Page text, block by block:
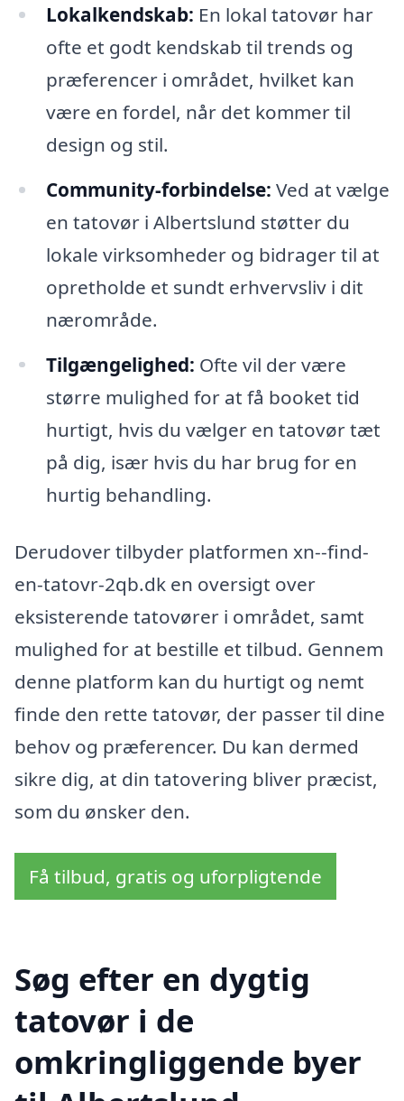
Lokalkendskab: En lokal tatovør har
ofte et godt kendskab til trends og
præferencer i området, hvilket kan
være en fordel, når det kommer til
design og stil.
Community-forbindelse: Ved at vælge
en tatovør i Albertslund støtter du
lokale virksomheder og bidrager til at
opretholde et sundt erhvervsliv i dit
nærområde.
Tilgængelighed: Ofte vil der være
større mulighed for at få booket tid
hurtigt, hvis du vælger en tatovør tæt
på dig, især hvis du har brug for en
hurtig behandling.
Derudover tilbyder platformen xn--find-
en-tatovr-2qb.dk en oversigt over
eksisterende tatovører i området, samt
mulighed for at bestille et tilbud. Gennem
denne platform kan du hurtigt og nemt
finde den rette tatovør, der passer til dine
behov og præferencer. Du kan dermed
sikre dig, at din tatovering bliver præcist,
som du ønsker den.
Få tilbud, gratis og uforpligtende
Søg efter en dygtig
tatovør i de
omkringliggende byer